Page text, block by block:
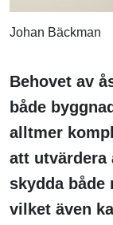
Johan Bäckman
Behovet av
både
alltmer
att utvärdera
skydda både
vilket även